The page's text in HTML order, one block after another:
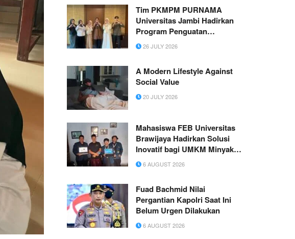
Tim PKMPM PURNAMA
Universitas Jambi Hadirkan
Program Penguatan
Kemandirian Seksualitas bagi
Remaja Down Syndrome
26 JULY 2026
A Modern Lifestyle Against
Social Value
20 JULY 2026
Mahasiswa FEB Universitas
Brawijaya Hadirkan Solusi
Inovatif bagi UMKM Minyak
Kenanga di Desa Kebonduren
6 AUGUST 2026
Fuad Bachmid Nilai
Pergantian Kapolri Saat Ini
Belum Urgen Dilakukan
6 AUGUST 2026